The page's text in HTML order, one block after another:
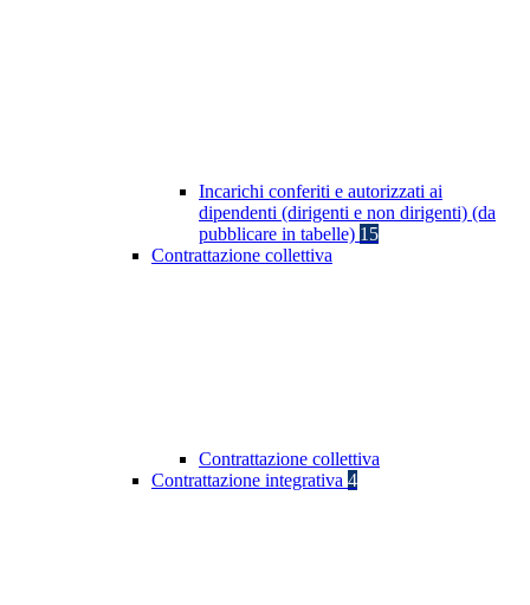
Incarichi conferiti e autorizzati ai
dipendenti (dirigenti e non dirigenti) (da
pubblicare in tabelle) 15
Contrattazione collettiva
Contrattazione collettiva
Contrattazione integrativa 4